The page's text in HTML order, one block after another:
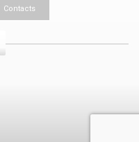
Contacts